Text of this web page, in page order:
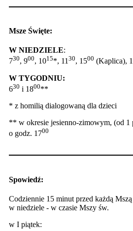
Msze Święte:
W NIEDZIELE:
730, 900, 1015*, 1130, 1500 (Kaplica),
W TYGODNIU:
630 i 1800**
* z homilią dialogowaną dla dzieci
** w okresie jesienno-zimowym, (od 1
o godz. 1700
Spowiedź:
Codziennie 15 minut przed każdą Mszą
w niedziele - w czasie Mszy św.
w I piątek: